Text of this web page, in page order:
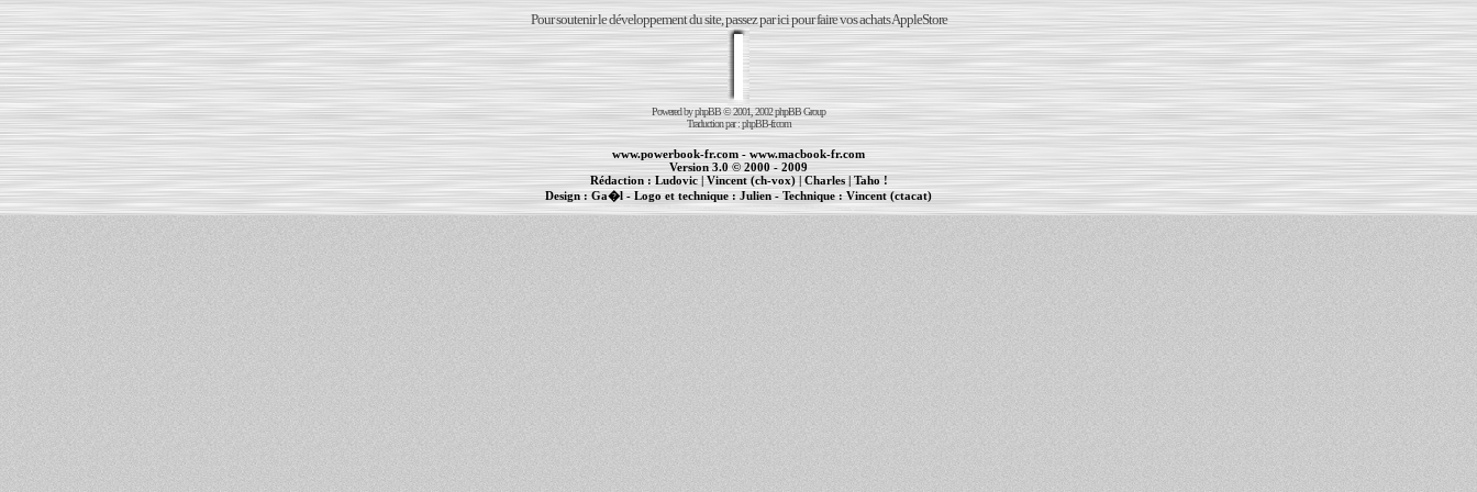
Pour soutenir le développement du site, passez par ici pour faire vos achats AppleStore
Powered byphpBB© 2001, 2002 phpBB Group
Traduction par :phpBB-fr.com
www.powerbook-fr.com - www.macbook-fr.com
Version 3.0 © 2000 - 2009
Rédaction : Ludovic|Vincent (ch-vox)| Charles|Taho !
Design :Ga�l - Logo et technique : Julien - Technique :Vincent (ctacat)
| | cr�ation de sites Internet